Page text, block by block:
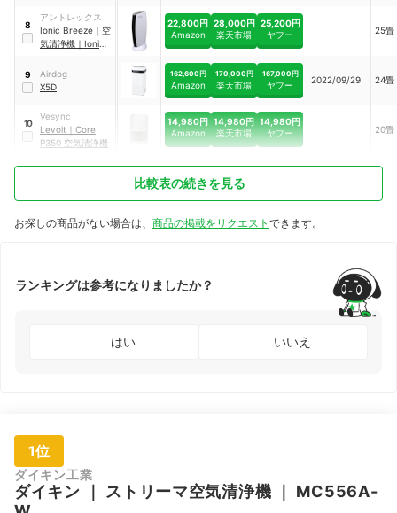
8
アントレックス
Ionic Breeze ｜ 空
気清浄機 ｜ Ionic
22,800円
Amazon
28,000円
楽天市場
25,200円
ヤフー
25畳
9
Airdog
X5D
162,600円
Amazon
170,000円
楽天市場
167,000円
ヤフー 2022/09/29 24畳
10
Vesync
Levoit ｜ Core
P350 空気清浄機
14,980円
Amazon
14,980円
楽天市場
14,980円
ヤフー
20畳
比較表の続きを見る
お探しの商品がない場合は、 商品の掲載をリクエスト できます。
ランキングは参考になりましたか？
はい いいえ
1位
ダイキン工業
ダイキン ストリーマ空気清浄機
MC556A-